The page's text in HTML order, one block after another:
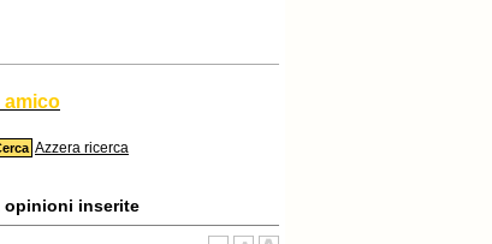
amico
Azzera ricerca
opinioni inserite